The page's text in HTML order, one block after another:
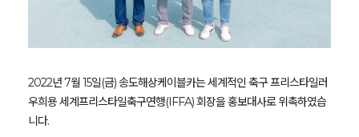
2022년 7월 15일(금) 송도해상케이블카는 세계적인 축구 프리스타일러
우희용 세계프리스타일축구연행(IFFA) 회장을 홍보대사로 위촉하였습
니다.